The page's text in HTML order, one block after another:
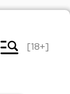
[18+]